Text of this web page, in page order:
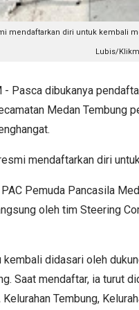
mendaftarkan diri untuk kembali
Lubis/
- Pasca dibukanya
Medan Tembung
mendaftarkan diri
Pemuda Pancasila
oleh tim Steering
kembali didasari oleh
Saat mendaftar, ia turut
Tembung,